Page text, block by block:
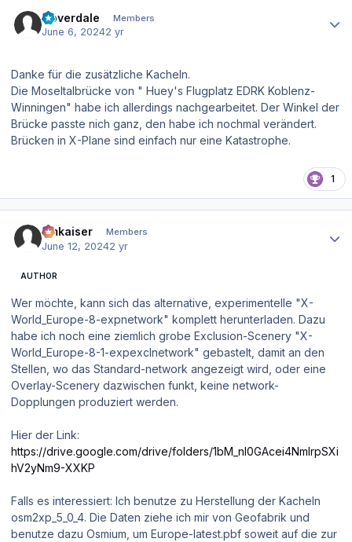
Coverdale Members
June 6, 20242 yr
Danke für die zusätzliche Kacheln.
Die Moseltalbrücke von " Huey's Flugplatz EDRK Koblenz-
Winningen" habe ich allerdings nachgearbeitet. Der Winkel der
Brücke passte nich ganz, den habe ich nochmal verändert.
Brücken in X-Plane sind einfach nur eine Katastrophe.
1
hmkaiser Members
June 12, 20242 yr
AUTHOR
Wer möchte, kann sich das alternative, experimentelle "X-
World_Europe-8-expnetwork" komplett herunterladen. Dazu
habe ich noch eine ziemlich grobe Exclusion-Scenery "X-
World_Europe-8-1-expexclnetwork" gebastelt, damit an den
Stellen, wo das Standard-network angezeigt wird, oder eine
Overlay-Scenery dazwischen funkt, keine network-
Dopplungen produziert werden.
Hier der Link:
https://drive.google.com/drive/folders/1bM_nI0GAcei4NmIrpSXi
hV2yNm9-XXKP
Falls es interessiert: Ich benutze zu Herstellung der Kacheln
osm2xp_5_0_4. Die Daten ziehe ich mir von Geofabrik und
benutze dazu Osmium, um Europe-latest.pbf soweit auf die zur